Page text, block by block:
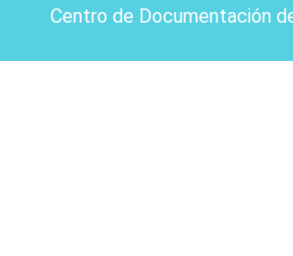
Centro de Documentación